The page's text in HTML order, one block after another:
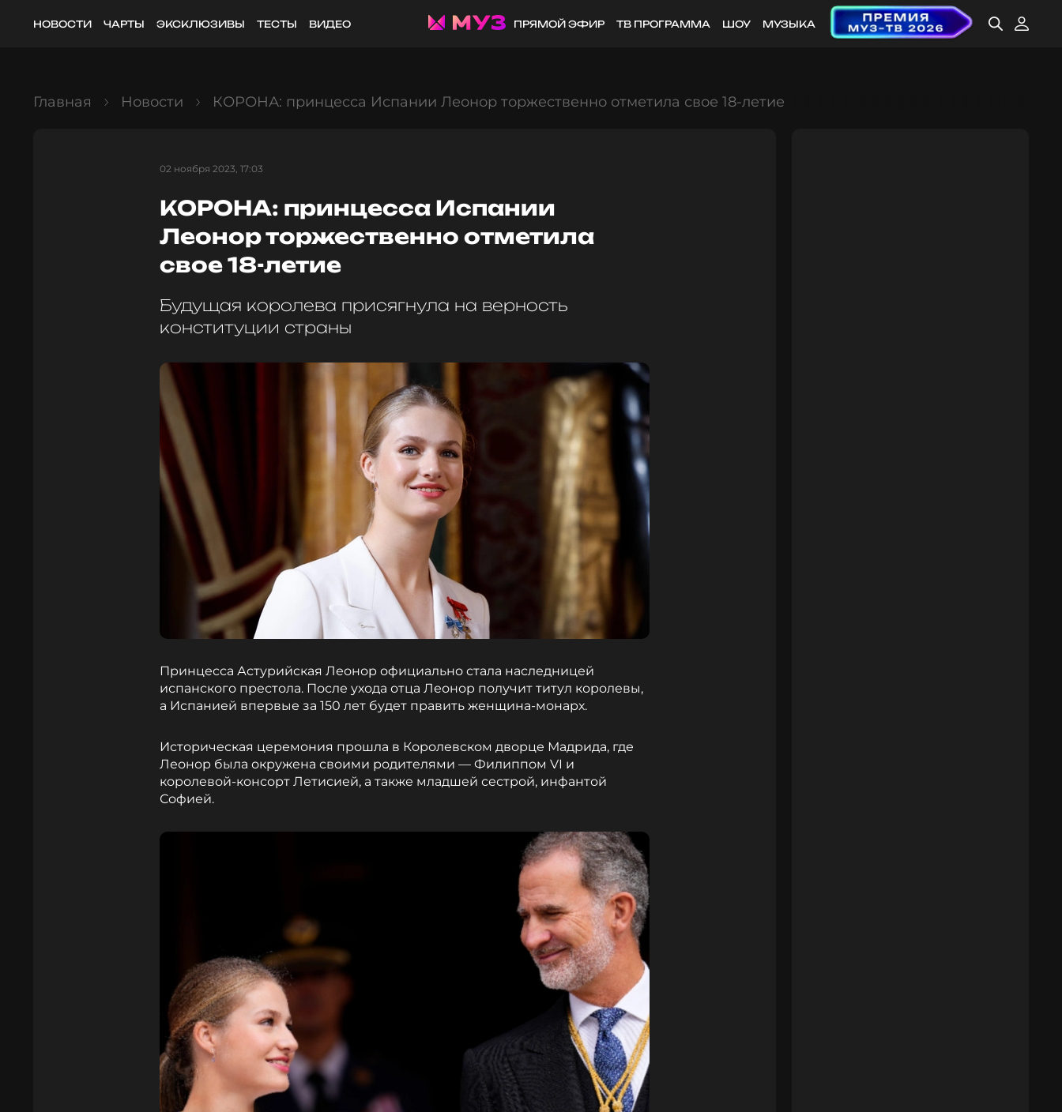
НОВОСТИ ЧАРТЫ ЭКСКЛЮЗИВЫ ТЕСТЫ ВИДЕО ПРЯМОЙ ЭФИР ТВ ПРОГРАММА ШОУ МУЗЫКА
Главная Новости КОРОНА: принцесса Испании Леонор торжественно отметила свое 18-летие
02 ноября 2023, 17:03
КОРОНА: принцесса Испании
Леонор торжественно отметила
свое 18-летие
Будущая королева присягнула на верность
конституции страны
Принцесса Астурийская Леонор официально стала наследницей
испанского престола. После ухода отца Леонор получит титул королевы,
а Испанией впервые за 150 лет будет править женщина-монарх.
Историческая церемония прошла в Королевском дворце Мадрида, где
Леонор была окружена своими родителями — Филиппом VI и
королевой-консорт Летисией, а также младшей сестрой, инфантой
Софией.